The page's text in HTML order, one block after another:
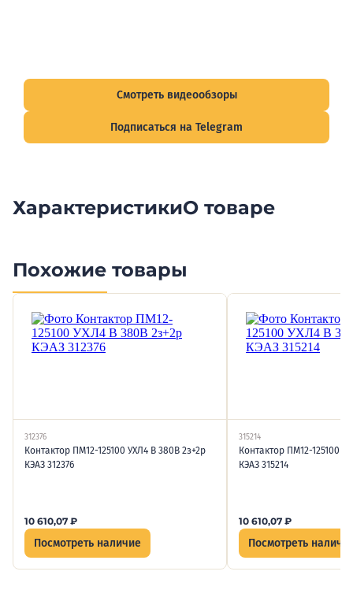
Смотреть видеообзоры
Подписаться на Telegram
ХарактеристикиО товаре
Похожие товары
312376
Контактор ПМ12-125100 УХЛ4 В 380В 2з+2р
КЭАЗ 312376
10 610,07 ₽
Посмотреть наличие
315214
Контактор ПМ12-125100
КЭАЗ 315214
10 610,07 ₽
Посмотреть